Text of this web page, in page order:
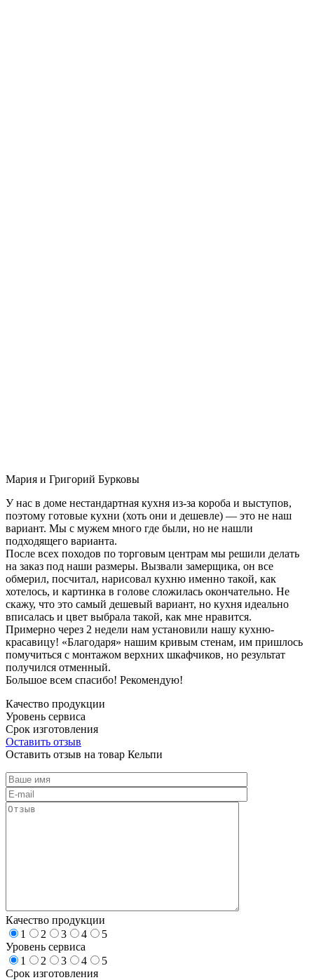
Мария и Григорий Бурковы
У нас в доме нестандартная кухня из-за короба и выступов,
поэтому готовые кухни (хоть они и дешевле) — это не наш
вариант. Мы с мужем много где были, но не нашли
подходящего варианта.
После всех походов по торговым центрам мы решили делать
на заказ под наши размеры. Вызвали замерщика, он все
обмерил, посчитал, нарисовал кухню именно такой, как
хотелось, и картинка в голове сложилась окончательно. Не
скажу, что это самый дешевый вариант, но кухня идеально
вписалась и цвет выбрала такой, как мне нравится.
Примерно через 2 недели нам установили нашу кухню-
красавицу! «Благодаря» нашим кривым стенам, им пришлось
помучиться с монтажом верхних шкафчиков, но результат
получился отменный.
Большое всем спасибо! Рекомендую!
Качество продукции
Уровень сервиса
Срок изготовления
Оставить отзыв
Оставить отзыв на товар Кельпи
Качество продукции
1
2 3 4
5
Уровень сервиса
1
2 3 4
5
Срок изготовления